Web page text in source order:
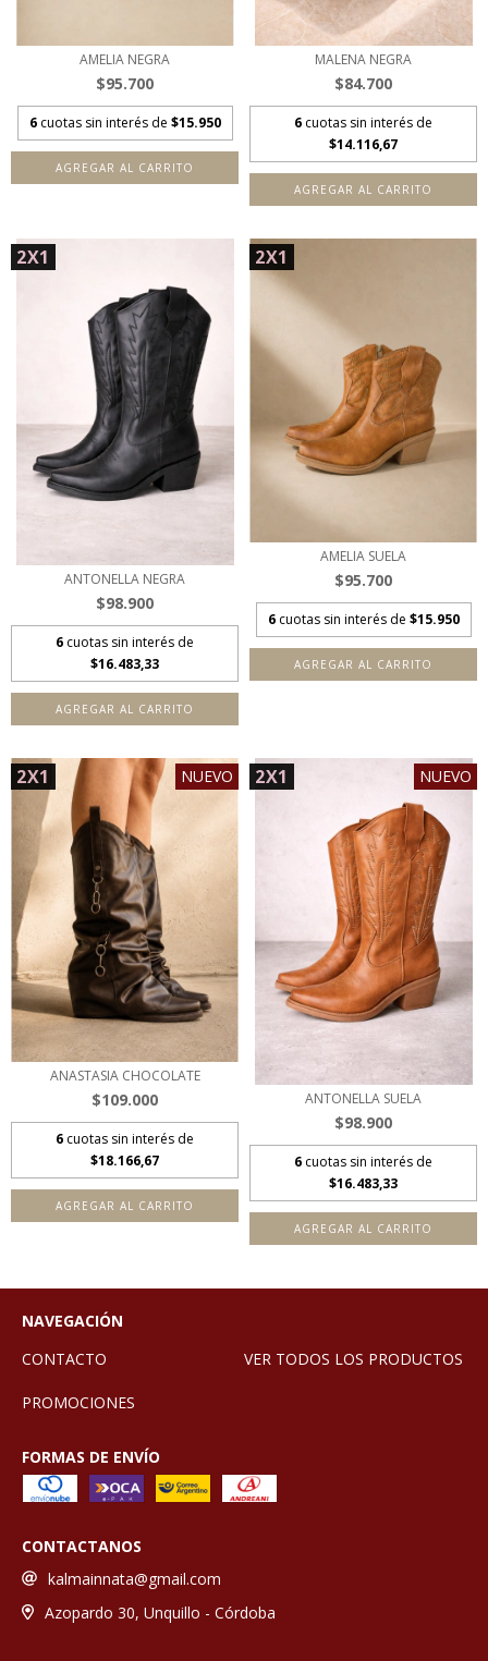
AMELIA NEGRA
$95.700
6 cuotas sin interés de $15.950
AGREGAR AL CARRITO
MALENA NEGRA
$84.700
6 cuotas sin interés de
$14.116,67
AGREGAR AL CARRITO
2X1
ANTONELLA NEGRA
$98.900
6 cuotas sin interés de
$16.483,33
AGREGAR AL CARRITO
2X1
AMELIA SUELA
$95.700
6 cuotas sin interés de $15.950
AGREGAR AL CARRITO
2X1 NUEVO
ANASTASIA CHOCOLATE
$109.000
6 cuotas sin interés de
$18.166,67
AGREGAR AL CARRITO
2X1 NUEVO
ANTONELLA SUELA
$98.900
6 cuotas sin interés de
$16.483,33
AGREGAR AL CARRITO
NAVEGACIÓN
CONTACTO
VER TODOS LOS PRODUCTOS
PROMOCIONES
FORMAS DE ENVÍO
CONTACTANOS
kalmainnata@gmail.com
Azopardo 30, Unquillo - Córdoba